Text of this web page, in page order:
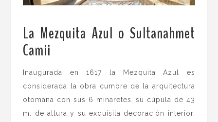
La Mezquita Azul o Sultanahmet
Camii
Inaugurada en 1617 la Mezquita Azul es
considerada la obra cumbre de la arquitectura
otomana con sus 6 minaretes, su cúpula de 43
m. de altura y su exquisita decoración interior.